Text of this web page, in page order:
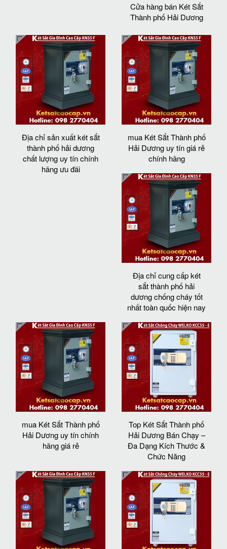
Cửa hàng bán Két Sắt
Thành phố Hải Dương
Địa chỉ sản xuất két sắt
thành phố hải dương
chất lượng uy tín chính
hãng ưu đãi
mua Két Sắt Thành phố
Hải Dương uy tín giá rẻ
chính hãng
Địa chỉ cung cấp két
sắt thành phố hải
dương chống cháy tốt
nhất toàn quốc hiện nay
mua Két Sắt Thành phố
Hải Dương uy tín chính
hãng giá rẻ
Top Két Sắt Thành phố
Hải Dương Bán Chạy –
Đa Dạng Kích Thước &
Chức Năng